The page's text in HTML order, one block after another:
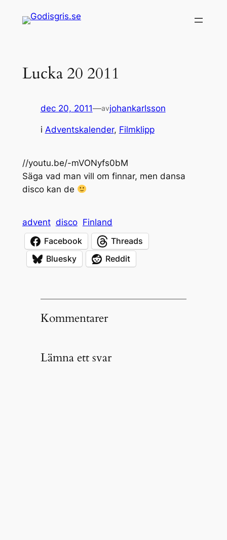
Lucka 20 2011
dec 20, 2011—avjohankarlsson
i Adventskalender, Filmklipp
//youtu.be/-mVONyfs0bM
Säga vad man vill om finnar, men dansa
disco kan de
advent disco Finland
Facebook
Threads
Bluesky
Reddit
Kommentarer
Lämna ett svar